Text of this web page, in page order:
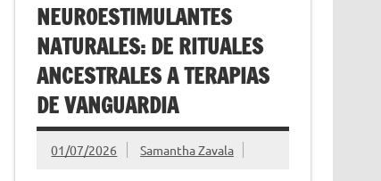
NEUROESTIMULANTES
NATURALES: DE RITUALES
ANCESTRALES A TERAPIAS
DE VANGUARDIA
01/07/2026 Samantha Zavala